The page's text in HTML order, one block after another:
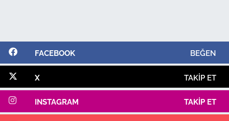
FACEBOOK BEĞEN
X TAKIP ET
INSTAGRAM TAKIP ET